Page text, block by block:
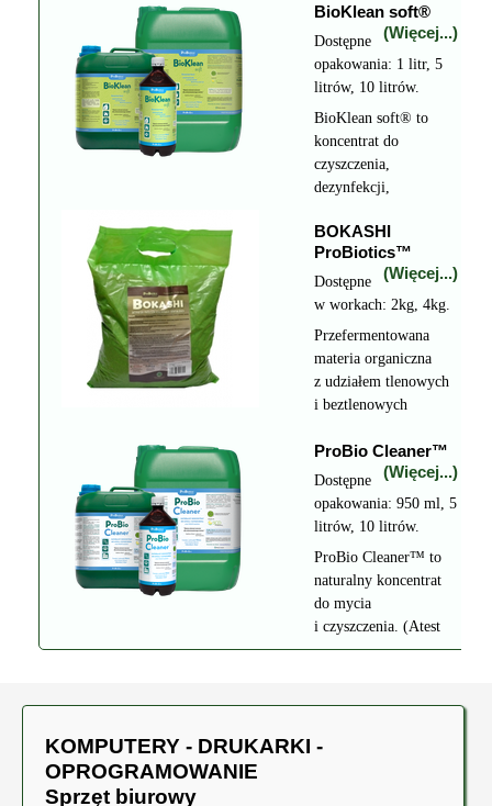
BioKlean soft®
(Więcej...)
Dostępne
opakowania: 1 litr, 5
litrów, 10 litrów.
BioKlean soft® to
koncentrat do
czyszczenia,
dezynfekcji,
i higienizacji. (Atest
PZH/HT-2598/2011)
BOKASHI
ProBiotics™
(Więcej...)
Dostępne
w workach: 2kg, 4kg.
Przefermentowana
materia organiczna
z udziałem tlenowych
i beztlenowych
(Atest PZH PZH/HT
2717/2012)
ProBio Cleaner™
(Więcej...)
Dostępne
opakowania: 950 ml, 5
litrów, 10 litrów.
ProBio Cleaner™ to
naturalny koncentrat
do mycia
i czyszczenia. (Atest
PZH/HT-2687/2012)
(Więcej...)
opakowania: saszetka
KOMPUTERY - DRUKARKI -
OPROGRAMOWANIE
Sprzęt biurowy